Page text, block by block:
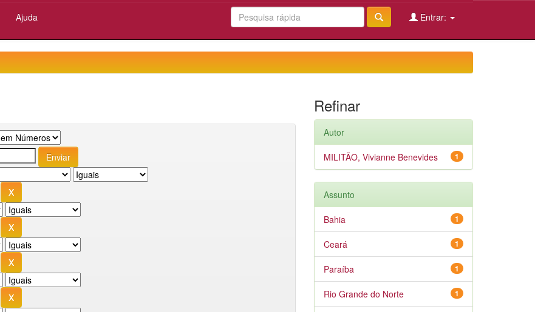
Ajuda Entrar:
Refinar
Autor
1
MILITÃO, Vivianne Benevides
Assunto
1
Bahia
1
Ceará
1
Paraíba
1
Rio Grande do Norte